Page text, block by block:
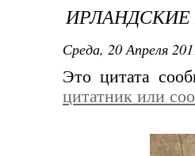
Среда, 20 Апреля
Это цитата
цитатник или